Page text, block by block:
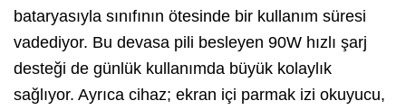
bataryasıyla sınıfının ötesinde bir kullanım süresi
vadediyor. Bu devasa pili besleyen 90W hızlı şarj
desteği de günlük kullanımda büyük kolaylık
sağlıyor. Ayrıca cihaz; ekran içi parmak izi okuyucu,